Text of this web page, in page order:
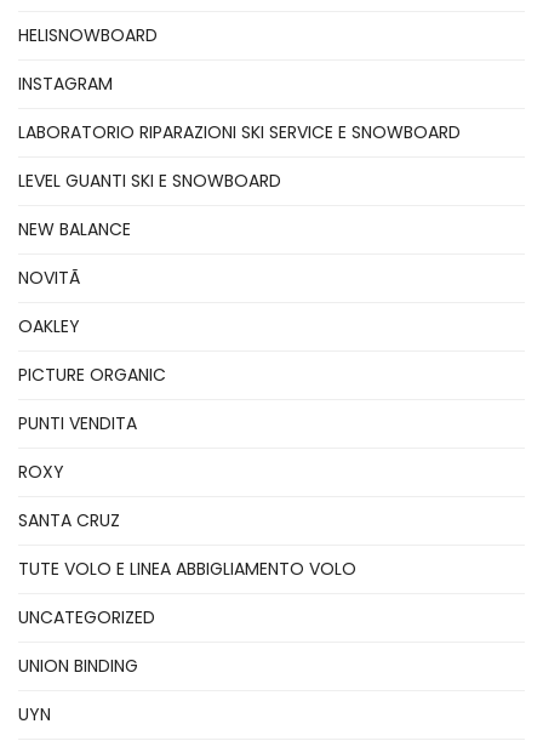
HELISNOWBOARD
INSTAGRAM
LABORATORIO RIPARAZIONI SKI SERVICE E SNOWBOARD
LEVEL GUANTI SKI E SNOWBOARD
NEW BALANCE
NOVITÃ
OAKLEY
PICTURE ORGANIC
PUNTI VENDITA
ROXY
SANTA CRUZ
TUTE VOLO E LINEA ABBIGLIAMENTO VOLO
UNCATEGORIZED
UNION BINDING
UYN